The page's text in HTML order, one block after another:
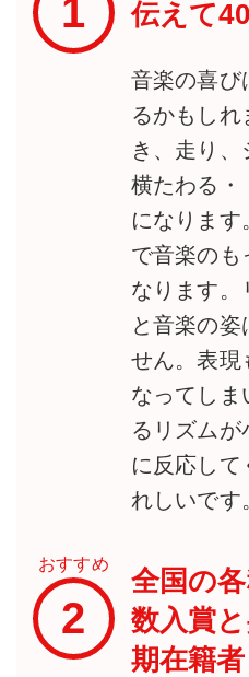
1
伝えて40
音楽の喜び
るかもしれ
き、走り、
横たわる・
になります
で音楽のも
なります。
と音楽の姿
せん。表現
なってしま
るリズムが
に反応して
れしいです
おすすめ
2
全国の
数入賞
期在籍者